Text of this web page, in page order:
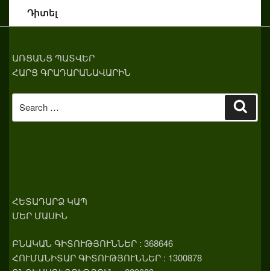
Դիտել
ԱՌՑԱՆՑ ՊԱՏՎԵՐ
ՀԱՐՑ ԳՐԱԴԱՐԱՆԱՎԱՐԻՆ
for:
ՀԵՏԱԴԱՐՁ ԿԱՊ
ՄԵՐ ՄԱՍԻՆ
ԲՆԱԿԱՆ ԳԻՏՈՒԹՅՈՒՆՆԵՐ : 368646
ՀՈՒՄԱՆԻՏԱՐ ԳԻՏՈՒԹՅՈՒՆՆԵՐ : 1300878